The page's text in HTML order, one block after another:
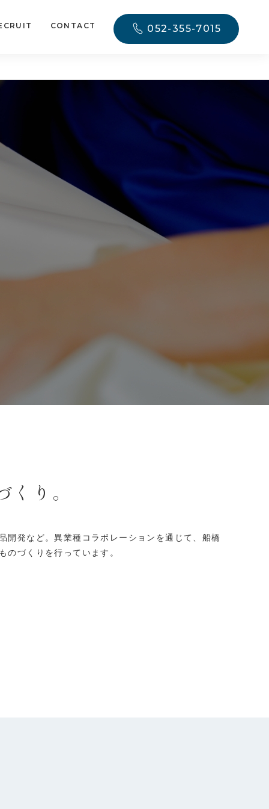
CONTACT 052-355-7015
り。
開発など。異業種コラボレーションを通じて、船橋
のづくりを行っています。